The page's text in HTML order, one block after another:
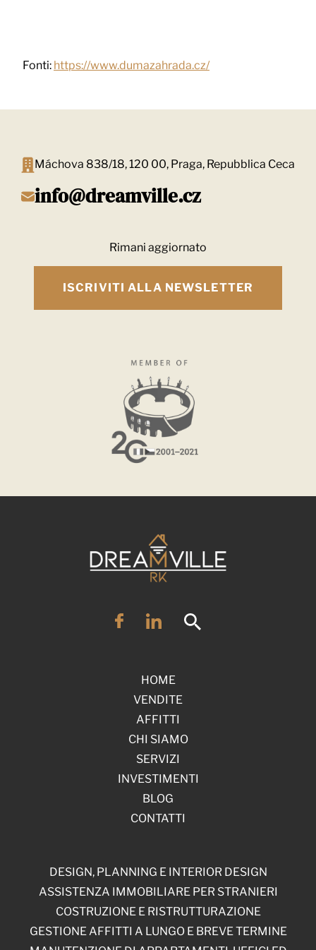
Fonti: https://www.dumazahrada.cz/
Máchova 838/18, 120 00, Praga, Repubblica Ceca
info@dreamville.cz
Rimani aggiornato
ISCRIVITI ALLA NEWSLETTER
HOME
VENDITE
AFFITTI
CHI SIAMO
SERVIZI
INVESTIMENTI
BLOG
CONTATTI
DESIGN, PLANNING E INTERIOR DESIGN
ASSISTENZA IMMOBILIARE PER STRANIERI
COSTRUZIONE E RISTRUTTURAZIONE
GESTIONE AFFITTI A LUNGO E BREVE TERMINE